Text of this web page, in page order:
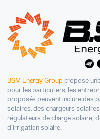
BSM Energy Group propose
pour les particuliers, les
proposés peuvent inclure des
solaires, des chargeurs
régulateurs de charge solaire,
d’irrigation solaire.